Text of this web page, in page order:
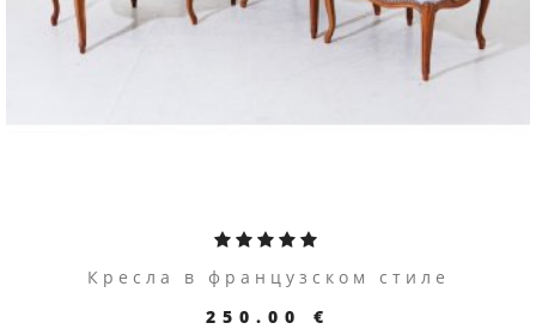
Кресла в французском стиле
250.00 €